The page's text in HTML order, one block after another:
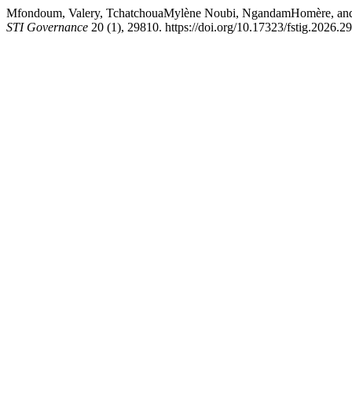
Mfondoum, Valery, TchatchouaMylène Noubi, NgandamHomère,
STI Governance 20 (1), 29810. https://doi.org/10.17323/